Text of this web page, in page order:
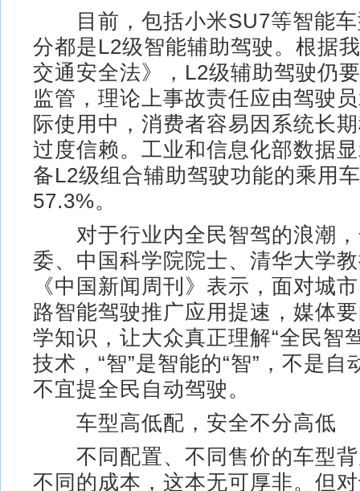
目前，包括小米SU7等智能车
分都是L2级智能辅助驾驶。根据
交通安全法》，L2级辅助驾驶仍
监管，理论上事故责任应由驾驶
际使用中，消费者容易因系统长
过度信赖。工业和信息化部数据
备L2级组合辅助驾驶功能的乘用
57.3%。
对于行业内全民智驾的浪潮，
委、中国科学院院士、清华大学
《中国新闻周刊》表示，面对城
路智能驾驶推广应用提速，媒体
学知识，让大众真正理解“全民智
技术，“智”是智能的“智”，不是自
不宜提全民自动驾驶。
车型高低配，安全不分高低
不同配置、不同售价的车型背
不同的成本，这本无可厚非。但